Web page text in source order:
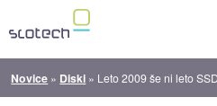
Novice » Diski » Leto 2009 še ni leto